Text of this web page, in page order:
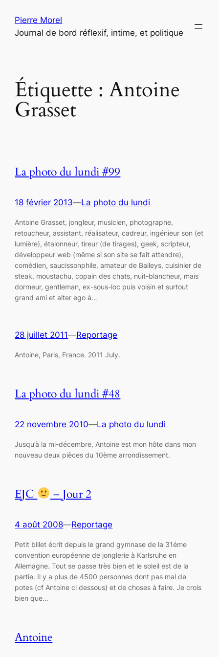
contenu
Pierre Morel
Journal de bord réflexif, intime, et politique
Étiquette :Antoine
Grasset
La photo du lundi #99
18 février 2013—La photo du lundi
Antoine Grasset, jongleur, musicien, photographe,
retoucheur, assistant, réalisateur, cadreur, ingénieur son (et
lumière), étalonneur, tireur (de tirages), geek, scripteur,
développeur web (même si son site se fait attendre),
comédien, saucissonphile, amateur de Baileys, cuisinier de
steak, moustachu, copain des chats, nuit-blancheur, mais
dormeur, gentleman, ex-sous-loc puis voisin et surtout
grand ami et alter ego à…
28 juillet 2011—Reportage
Antoine, Paris, France. 2011 July.
La photo du lundi #48
22 novembre 2010—La photo du lundi
Jusqu’à la mi-décembre, Antoine est mon hôte dans mon
nouveau deux pièces du 10ème arrondissement.
EJC – Jour 2
4 août 2008—Reportage
Petit billet écrit depuis le grand gymnase de la 31éme
convention européenne de jonglerie à Karlsruhe en
Allemagne. Tout se passe très bien et le soleil est de la
partie. Il y a plus de 4500 personnes dont pas mal de
potes (cf Antoine ci dessous) et de choses à faire. Je crois
bien que…
Antoine